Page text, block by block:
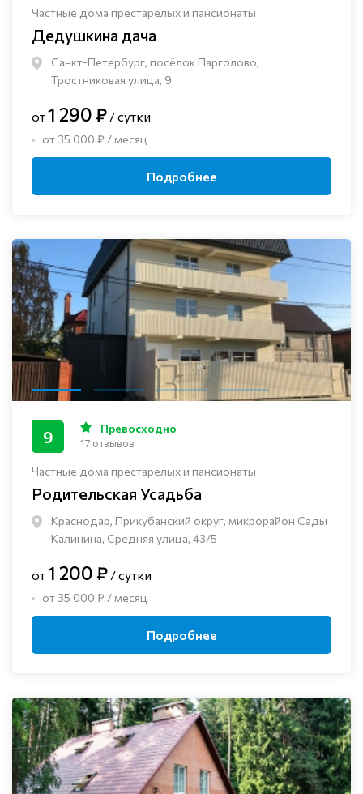
Частные дома престарелых и пансионаты
Дедушкина дача
Санкт-Петербург, посёлок Парголово,
Тростниковая улица, 9
от1 290 ₽ / сутки
от 35 000 ₽ / месяц
Подробнее
Частные дома престарелых и пансионаты
Родительская Усадьба
Краснодар, Прикубанский округ, микрорайон Сады
Калинина, Средняя улица, 43/5
9 Превосходно
17 отзывов
от1 200 ₽ / сутки
от 35 000 ₽ / месяц
Подробнее